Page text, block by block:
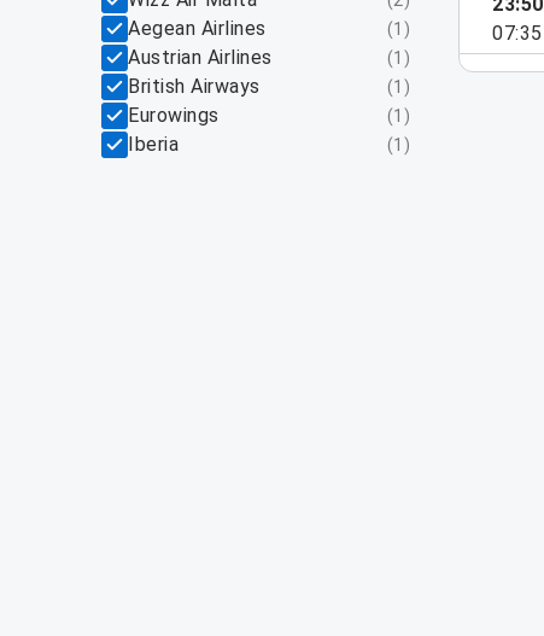
Aegean Airlines (1 )
Austrian Airlines (1 )
British Airways (1 )
Eurowings (1 )
Iberia (1 )
07:35